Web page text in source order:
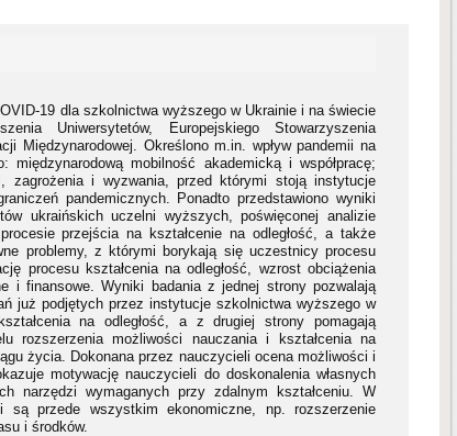
19 dla szkolnictwa wyższego w Ukrainie i na świecie
Uniwersytetów, Europejskiego Stowarzyszenia
Międzynarodowej. Określono m.in. wpływ pandemii na
mobilność akademicką i współpracę;
zagrożenia i wyzwania, przed którymi stoją instytucje
pandemicznych. Ponadto przedstawiono wyniki
ukraińskich uczelni wyższych, poświęconej analizie
przejścia na kształcenie na odległość, a także
problemy, z którymi borykają się uczestnicy procesu
procesu kształcenia na odległość, wzrost obciążenia
i finansowe. Wyniki badania z jednej strony pozwalają
już podjętych przez instytucje szkolnictwa wyższego w
na odległość, a z drugiej strony pomagają
rozszerzenia możliwości nauczania i kształcenia na
życia. Dokonana przez nauczycieli ocena możliwości i
motywację nauczycieli do doskonalenia własnych
narzędzi wymaganych przy zdalnym kształceniu. W
przede wszystkim ekonomiczne, np. rozszerzenie
i środków.